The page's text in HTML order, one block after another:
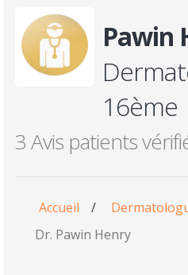
Pawin
16ème
3 Avis patients
Accueil /
Dr. Pawin Henry